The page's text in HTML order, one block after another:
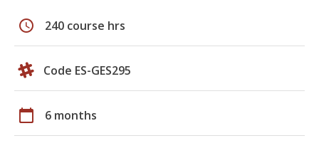
schedule 240 course hrs
Code ES-GES295
calendar_today 6 months